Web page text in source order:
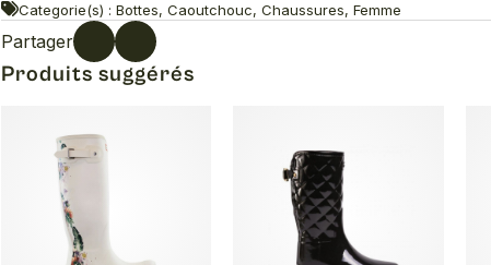
Categorie(s) : Bottes, Caoutchouc, Chaussures, Femme
Partager
Produits suggérés